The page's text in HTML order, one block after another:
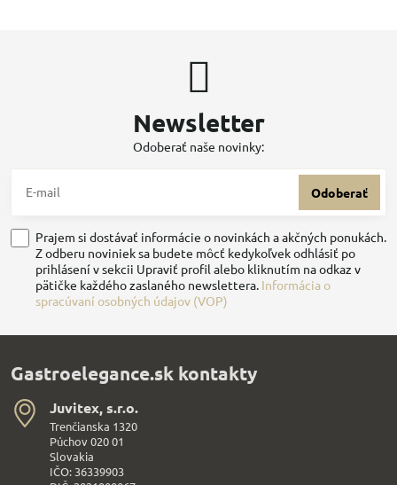
Newsletter
Odoberať naše novinky:
Odoberať
Prajem si dostávať informácie o novinkách a akčných ponukách.
Z odberu noviniek sa budete môcť kedykoľvek odhlásiť po
prihlásení v sekcii Upraviť profil alebo kliknutím na odkaz v
pätičke každého zaslaného newslettera. Informácia o
spracúvaní osobných údajov (VOP)
Gastroelegance.sk kontakty
Juvitex, s​.r​.o​.
Trenčianska 1320
Púchov 020 01
Slovakia
IČO: 36339903